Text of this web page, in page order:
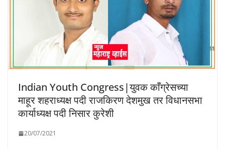
Indian Youth Congress|युवक काँग्रेसच्या
माहूर शहराध्यक्ष पदी राजकिरण देशमुख तर विधानसभा
कार्याध्यक्ष पदी निसार कुरेशी
20/07/2021